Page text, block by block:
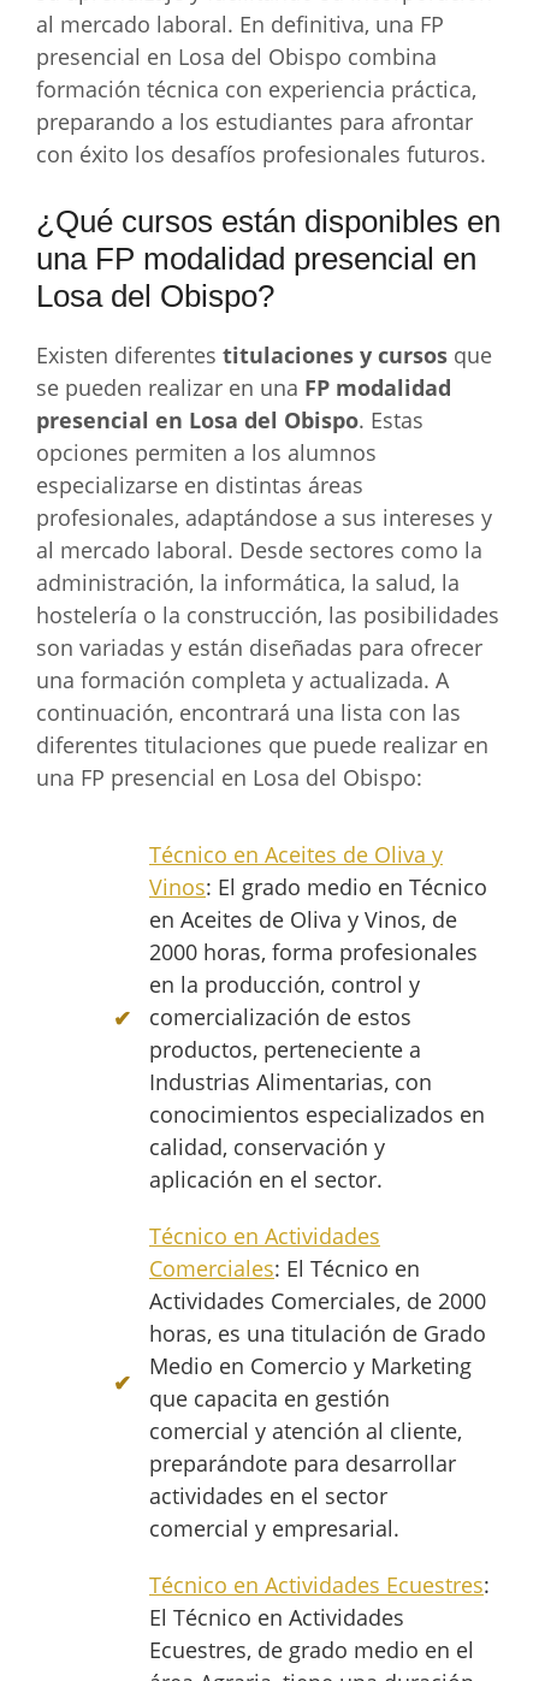
al mercado laboral. En definitiva, una FP
presencial en Losa del Obispo combina
formación técnica con experiencia práctica,
preparando a los estudiantes para afrontar
con éxito los desafíos profesionales futuros.
¿Qué cursos están disponibles en
una FP modalidad presencial en
Losa del Obispo?
Existen diferentes titulaciones y cursos que
se pueden realizar en una FP modalidad
presencial en Losa del Obispo. Estas
opciones permiten a los alumnos
especializarse en distintas áreas
profesionales, adaptándose a sus intereses y
al mercado laboral. Desde sectores como la
administración, la informática, la salud, la
hostelería o la construcción, las posibilidades
son variadas y están diseñadas para ofrecer
una formación completa y actualizada. A
continuación, encontrará una lista con las
diferentes titulaciones que puede realizar en
una FP presencial en Losa del Obispo:
Técnico en Aceites de Oliva y
Vinos: El grado medio en Técnico
en Aceites de Oliva y Vinos, de
2000 horas, forma profesionales
en la producción, control y
comercialización de estos
productos, perteneciente a
Industrias Alimentarias, con
conocimientos especializados en
calidad, conservación y
aplicación en el sector.
Técnico en Actividades
Comerciales: El Técnico en
Actividades Comerciales, de 2000
horas, es una titulación de Grado
Medio en Comercio y Marketing
que capacita en gestión
comercial y atención al cliente,
preparándote para desarrollar
actividades en el sector
comercial y empresarial.
Técnico en Actividades Ecuestres:
El Técnico en Actividades
Ecuestres, de grado medio en el